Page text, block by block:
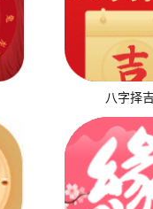
八字择吉